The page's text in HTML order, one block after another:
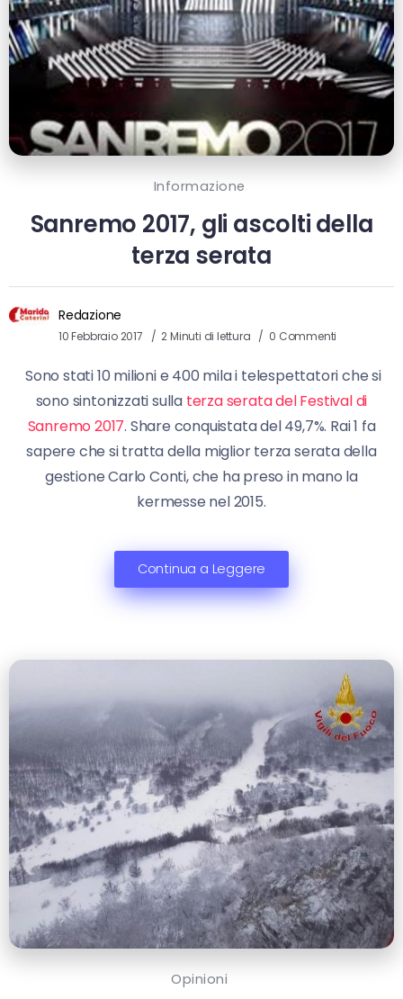
Informazione
Sanremo 2017, gli ascolti della
terza serata
Redazione
10 Febbraio 2017 2 Minuti di lettura 0 Commenti
Sono stati 10 milioni e 400 mila i telespettatori che si
sono sintonizzati sulla terza serata del Festival di
Sanremo 2017. Share conquistata del 49,7%. Rai 1 fa
sapere che si tratta della miglior terza serata della
gestione Carlo Conti, che ha preso in mano la
kermesse nel 2015.
Continua a Leggere
Opinioni